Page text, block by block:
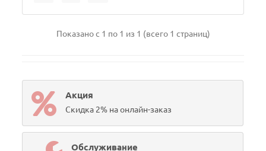
Показано с 1 по 1 из 1 (всего 1 страниц)
Акция
Скидка 2% на онлайн-заказ
Обслуживание